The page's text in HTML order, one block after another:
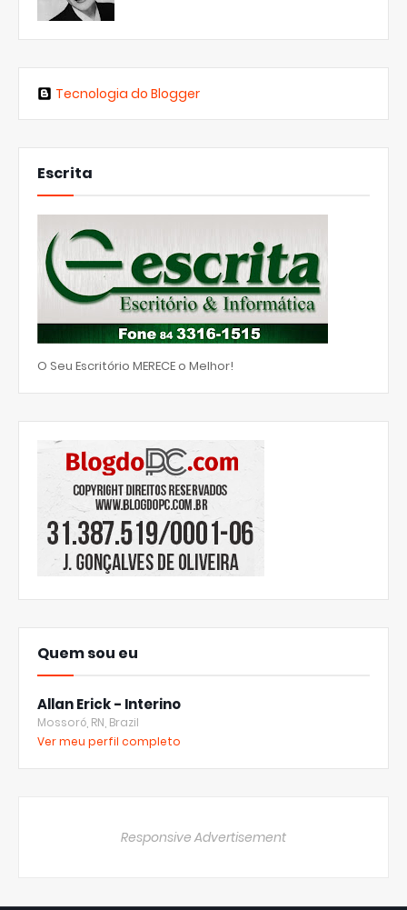
Tecnologia do Blogger
Escrita
O Seu Escritório MERECE o Melhor!
Quem sou eu
Allan Erick - Interino
Mossoró, RN, Brazil
Ver meu perfil completo
Responsive Advertisement